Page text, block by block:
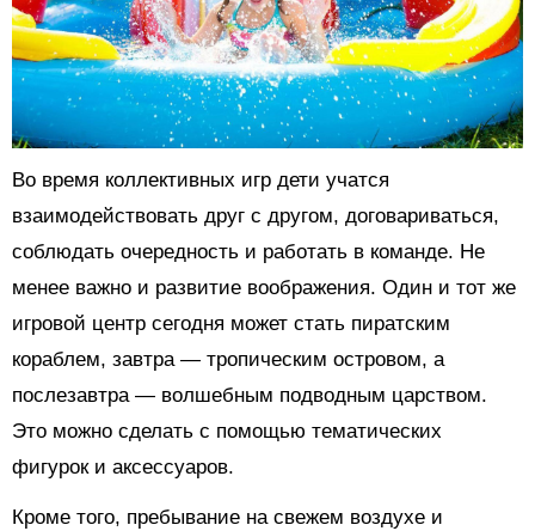
Во время коллективных игр дети учатся
взаимодействовать друг с другом, договариваться,
соблюдать очередность и работать в команде. Не
менее важно и развитие воображения. Один и тот же
игровой центр сегодня может стать пиратским
кораблем, завтра — тропическим островом, а
послезавтра — волшебным подводным царством.
Это можно сделать с помощью тематических
фигурок и аксессуаров.
Кроме того, пребывание на свежем воздухе и